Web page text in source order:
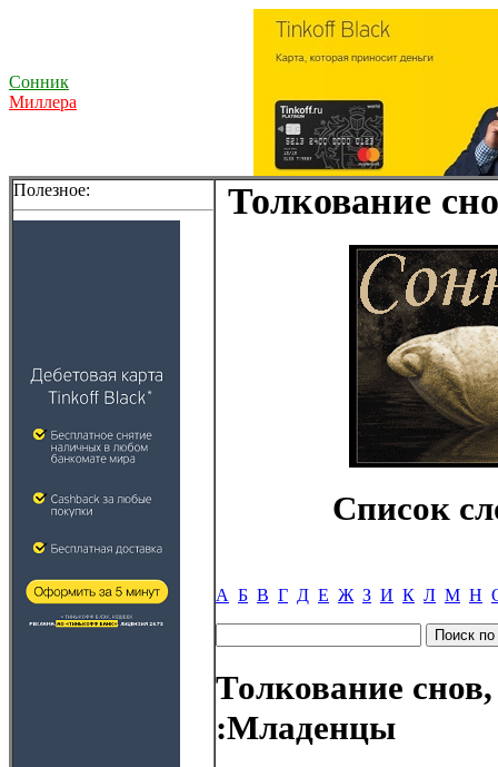
Сонник
Миллера
Полезное: Толкование
Список
А Б В Г Д Е Ж З И К Л М Н
Толкование
:Младенцы